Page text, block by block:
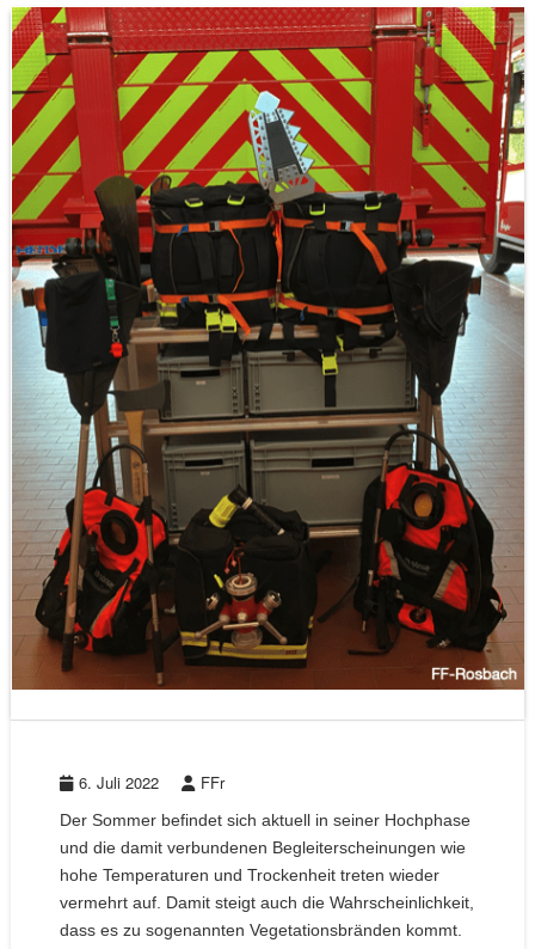
6. Juli 2022 FFr
Der Sommer befindet sich aktuell in seiner Hochphase
und die damit verbundenen Begleiterscheinungen wie
hohe Temperaturen und Trockenheit treten wieder
vermehrt auf. Damit steigt auch die Wahrscheinlichkeit,
dass es zu sogenannten Vegetationsbränden kommt.